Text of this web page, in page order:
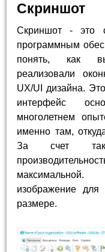
Скриншот
Скриншот - это
программным
понять, как
реализовали
UX/UI дизайна.
интерфейс
многолетнем
именно там,
За счет
изображение для
размере.